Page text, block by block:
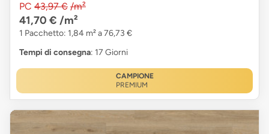
PC 43,97 € /m²
41,70 € /m²
1 Pacchetto: 1,84 m² a 76,73 €
Tempi di consegna: 17 Giorni
CAMPIONE
PREMIUM